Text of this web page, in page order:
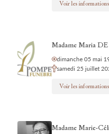
Voir les informations
Madame Maria
dimanche 05 mai
samedi 25 juillet
Voir les informations
Madame Marie-